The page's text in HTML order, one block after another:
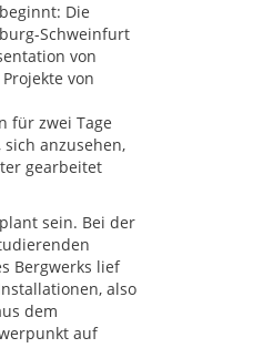
Die
Schweinfurt
von
von
für zwei Tage
anzusehen,
gearbeitet
sein. Bei der
Bergwerks lief
also
dem
auf